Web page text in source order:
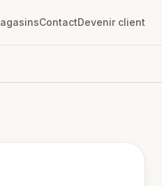
ContactDevenir client